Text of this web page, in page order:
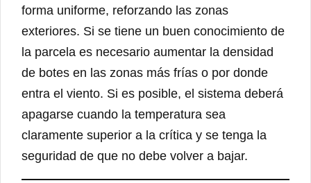
forma uniforme, reforzando las zonas
exteriores. Si se tiene un buen conocimiento de
la parcela es necesario aumentar la densidad
de botes en las zonas más frías o por donde
entra el viento. Si es posible, el sistema deberá
apagarse cuando la temperatura sea
claramente superior a la crítica y se tenga la
seguridad de que no debe volver a bajar.